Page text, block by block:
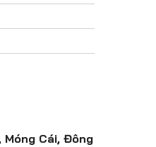
Móng Cái, Đông